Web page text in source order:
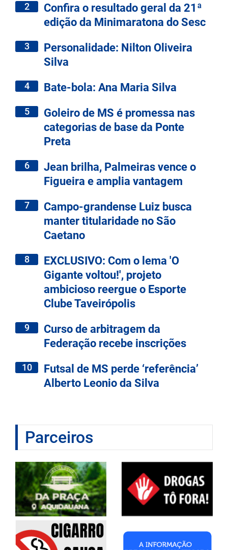
2
Confira o resultado geral da 21ª
edição da Minimaratona do Sesc
3
Personalidade: Nilton Oliveira
Silva
4 Bate-bola: Ana Maria Silva
5
Goleiro de MS é promessa nas
categorias de base da Ponte
Preta
6
Jean brilha, Palmeiras vence o
Figueira e amplia vantagem
7
Campo-grandense Luiz busca
manter titularidade no São
Caetano
8
EXCLUSIVO: Com o lema 'O
Gigante voltou!', projeto
ambicioso reergue o Esporte
Clube Taveirópolis
9
Curso de arbitragem da
Federação recebe inscrições
10
Futsal de MS perde ‘referência’
Alberto Leonio da Silva
Parceiros